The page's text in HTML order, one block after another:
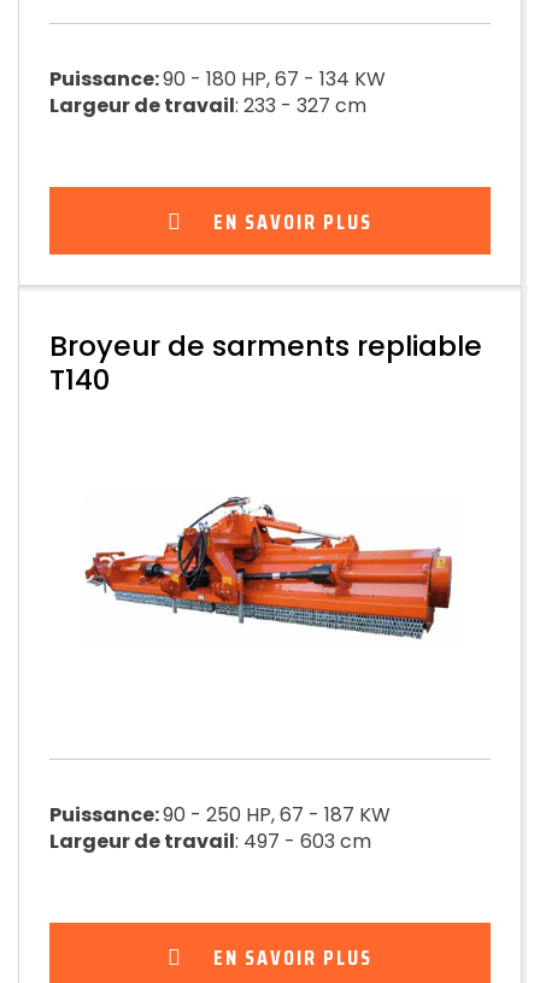
Puissance:90 - 180 HP, 67 - 134 KW
Largeur de travail: 233 - 327 cm
EN SAVOIR PLUS
Broyeur de sarments repliable
T140
Puissance:90 - 250 HP, 67 - 187 KW
Largeur de travail: 497 - 603 cm
EN SAVOIR PLUS